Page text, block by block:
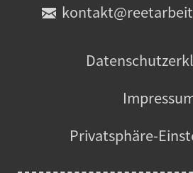
Privatsphäre-